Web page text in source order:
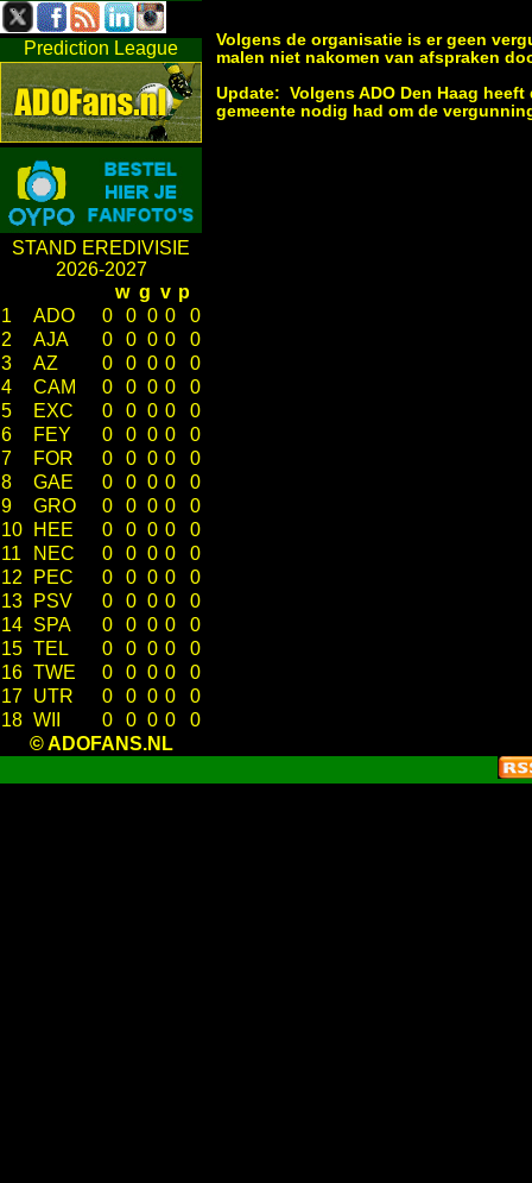
Prediction League
STAND EREDIVISIE
2026-2027
w g v p
1
ADO 0 0 0 0
0
2
AJA 0 0 0 0
0
3
AZ 0 0 0 0
0
4
CAM 0 0 0 0
0
5
EXC 0 0 0 0
0
6
FEY 0 0 0 0
0
7
FOR 0 0 0 0
0
8
GAE 0 0 0 0
0
9
GRO 0 0 0 0
0
10
HEE 0 0 0 0
0
11
NEC 0 0 0 0
0
12
PEC 0 0 0 0
0
13
PSV 0 0 0 0
0
14 SPA 0 0 0 0
0
15 TEL 0 0 0 0
0
16 TWE 0 0 0 0
0
17 UTR 0 0 0 0
0
18 WII 0 0 0 0
0
© ADOFANS.NL
Volgens de organisatie is er geen
malen niet nakomen van afspraken
Update: Volgens ADO Den Haag
gemeente nodig had om de